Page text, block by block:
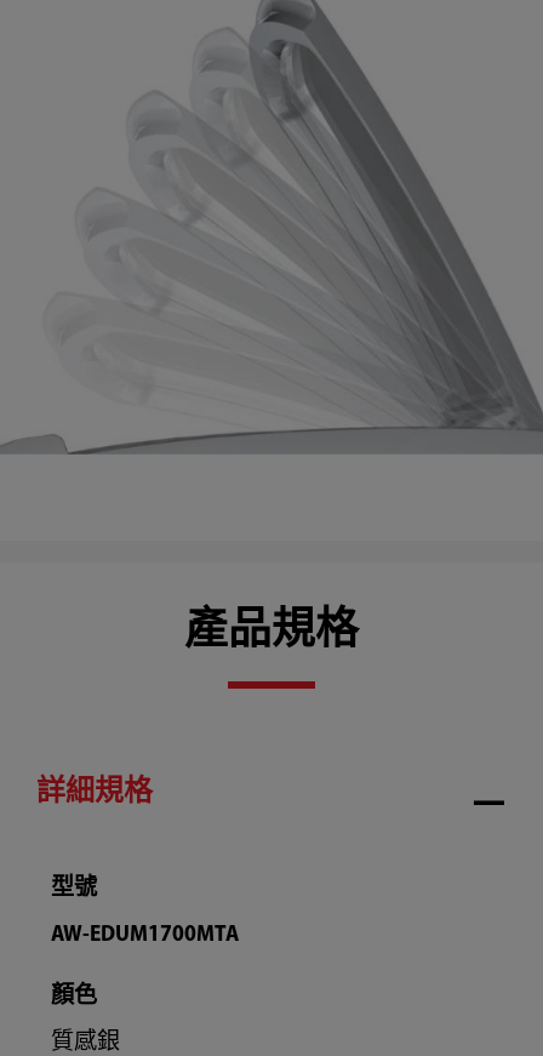
產品規格
詳細規格
型號
AW-EDUM1700MTA
顏色
質感銀